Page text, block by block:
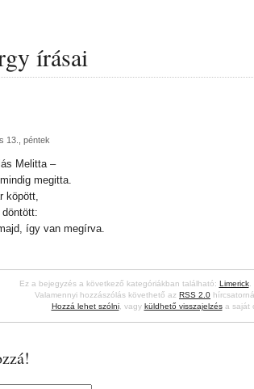
írásai
13., péntek
Melitta –
megitta.
köpött,
így van megírva.
Ez a bejegyzés a következő kategóriákban található: Limerick.
Valamennyi hozzászólás követhető az RSS 2.0
Hozzá lehet szólni, vagy küldhető visszajelzésa saját